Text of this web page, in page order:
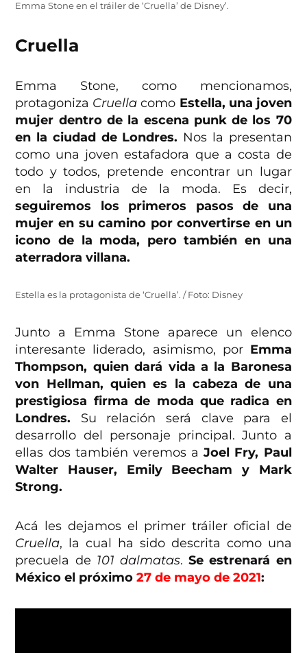
Emma Stone en el tráiler de ‘Cruella’ de Disney’.
Cruella
Emma Stone, como mencionamos,
protagoniza Cruella como Estella, una joven
mujer dentro de la escena punk de los 70
en la ciudad de Londres. Nos la presentan
como una joven estafadora que a costa de
todo y todos, pretende encontrar un lugar
en la industria de la moda. Es decir,
seguiremos los primeros pasos de una
mujer en su camino por convertirse en un
icono de la moda, pero también en una
aterradora villana.
Estella es la protagonista de ‘Cruella’. / Foto: Disney
Junto a Emma Stone aparece un elenco
interesante liderado, asimismo, por Emma
Thompson, quien dará vida a la Baronesa
von Hellman, quien es la cabeza de una
prestigiosa firma de moda que radica en
Londres. Su relación será clave para el
desarrollo del personaje principal. Junto a
ellas dos también veremos aJoel Fry, Paul
Walter Hauser, Emily Beecham y Mark
Strong.
Acá les dejamos el primer tráiler oficial de
Cruella, la cual ha sido descrita como una
precuela de 101 dalmatas.Se estrenará en
México el próximo27 de mayo de 2021: